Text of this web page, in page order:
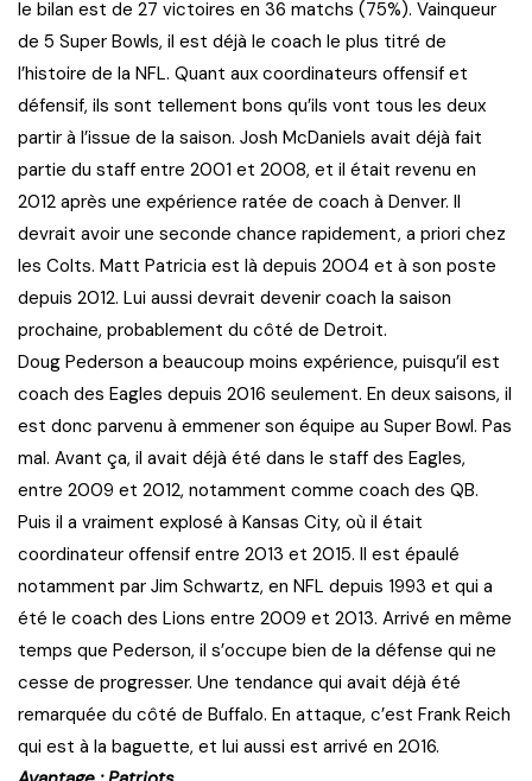
le bilan est de 27 victoires en 36 matchs (75%). Vainqueur
de 5 Super Bowls, il est déjà le coach le plus titré de
l’histoire de la NFL. Quant aux coordinateurs offensif et
défensif, ils sont tellement bons qu’ils vont tous les deux
partir à l’issue de la saison. Josh McDaniels avait déjà fait
partie du staff entre 2001 et 2008, et il était revenu en
2012 après une expérience ratée de coach à Denver. Il
devrait avoir une seconde chance rapidement, a priori chez
les Colts. Matt Patricia est là depuis 2004 et à son poste
depuis 2012. Lui aussi devrait devenir coach la saison
prochaine, probablement du côté de Detroit.
Doug Pederson a beaucoup moins expérience, puisqu’il est
coach des Eagles depuis 2016 seulement. En deux saisons, il
est donc parvenu à emmener son équipe au Super Bowl. Pas
mal. Avant ça, il avait déjà été dans le staff des Eagles,
entre 2009 et 2012, notamment comme coach des QB.
Puis il a vraiment explosé à Kansas City, où il était
coordinateur offensif entre 2013 et 2015. Il est épaulé
notamment par Jim Schwartz, en NFL depuis 1993 et qui a
été le coach des Lions entre 2009 et 2013. Arrivé en même
temps que Pederson, il s’occupe bien de la défense qui ne
cesse de progresser. Une tendance qui avait déjà été
remarquée du côté de Buffalo. En attaque, c’est Frank Reich
qui est à la baguette, et lui aussi est arrivé en 2016.